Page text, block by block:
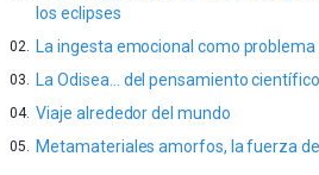
los eclipses
La ingesta emocional como problema
La Odisea… del pensamiento científico
Viaje alrededor del mundo
Metamateriales amorfos, la fuerza